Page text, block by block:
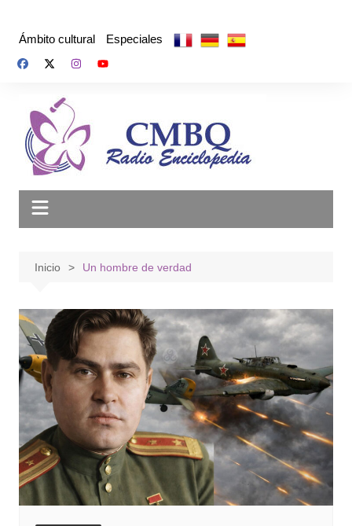
Ámbito cultural Especiales
Inicio Un hombre de verdad